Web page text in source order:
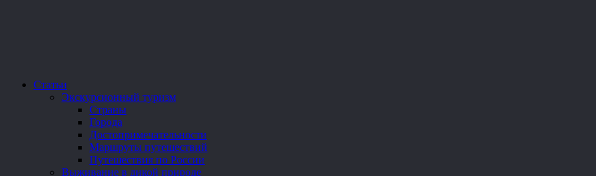
Статьи
Экскурсионный туризм
Страны
Города
Достопримечательности
Маршруты путешествий
Путешествия по России
Выживание в дикой природе